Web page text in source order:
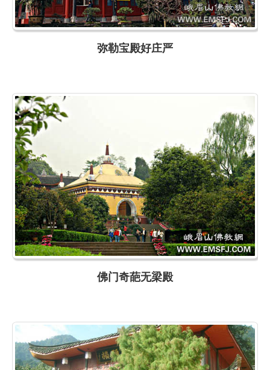
弥勒宝殿好庄严
佛门奇葩无梁殿